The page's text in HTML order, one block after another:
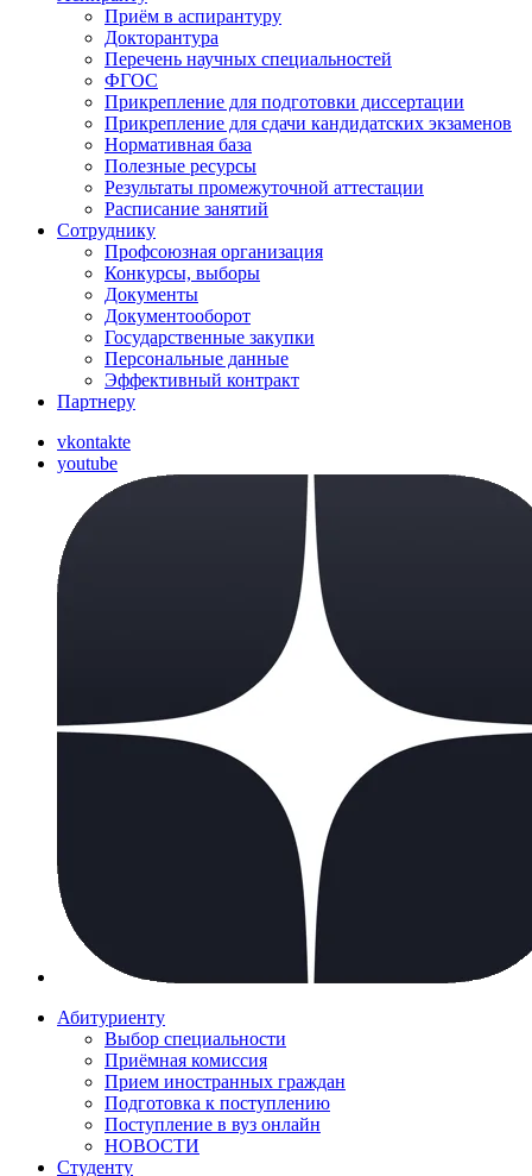
Приём в аспирантуру
Докторантура
Перечень научных специальностей
ФГОС
Прикрепление для подготовки диссертации
Прикрепление для сдачи кандидатских экзаменов
Нормативная база
Полезные ресурсы
Результаты промежуточной аттестации
Расписание занятий
Сотруднику
Профсоюзная организация
Конкурсы, выборы
Документы
Документооборот
Государственные закупки
Персональные данные
Эффективный контракт
Партнеру
vkontakte
youtube
Абитуриенту
Выбор специальности
Приёмная комиссия
Прием иностранных граждан
Подготовка к поступлению
Поступление в вуз онлайн
НОВОСТИ
Студенту